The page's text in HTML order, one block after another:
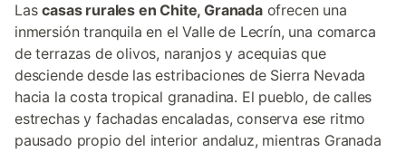
puede visitarse concertando cita en el
ayuntamiento. Un alojamiento perfecto
para desconectar, disfrutar de la
naturaleza y descubrir la esencia de
Granada y el Valle de Lecrín. Información
importante: No s
Lascasas rurales en Chite, Granadaofrecen una
inmersión tranquila en el Valle de Lecrín, una comarca
de terrazas de olivos, naranjos y acequias que
desciende desde las estribaciones de Sierra Nevada
hacia la costa tropical granadina. El pueblo, de calles
estrechas y fachadas encaladas, conserva ese ritmo
pausado propio del interior andaluz, mientras Granada